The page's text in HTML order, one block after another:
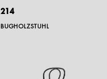
214
BUGHOLZSTUHL